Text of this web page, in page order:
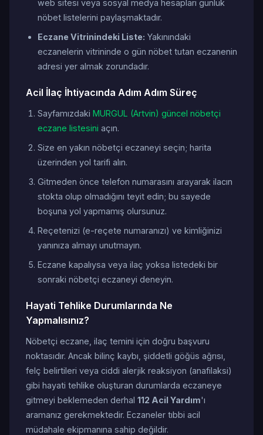
web sitesi veya sosyal medya hesapları günlük
nöbet listelerini paylaşmaktadır.
Eczane Vitrinindeki Liste: Yakınındaki
eczanelerin vitrininde o gün nöbet tutan eczanenin
adresi yer almak zorundadır.
Acil İlaç İhtiyacında Adım Adım Süreç
Sayfamızdaki MURGUL (Artvin) güncel nöbetçi
eczane listesini açın.
Size en yakın nöbetçi eczaneyi seçin; harita
üzerinden yol tarifi alın.
Gitmeden önce telefon numarasını arayarak ilacın
stokta olup olmadığını teyit edin; bu sayede
boşuna yol yapmamış olursunuz.
Reçetenizi (e-reçete numaranızı) ve kimliğinizi
yanınıza almayı unutmayın.
Eczane kapalıysa veya ilaç yoksa listedeki bir
sonraki nöbetçi eczaneyi deneyin.
Hayati Tehlike Durumlarında Ne
Yapmalısınız?
Nöbetçi eczane, ilaç temini için doğru başvuru
noktasıdır. Ancak bilinç kaybı, şiddetli göğüs ağrısı,
felç belirtileri veya ciddi alerjik reaksiyon (anafilaksi)
gibi hayati tehlike oluşturan durumlarda eczaneye
gitmeyi beklemeden derhal 112 Acil Yardım'ı
aramanız gerekmektedir. Eczaneler tıbbi acil
müdahale ekipmanına sahip değildir.